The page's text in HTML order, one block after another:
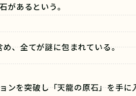
があるという。
、全てが謎に包まれている。
ンを突破し「天龍の原石」を手に